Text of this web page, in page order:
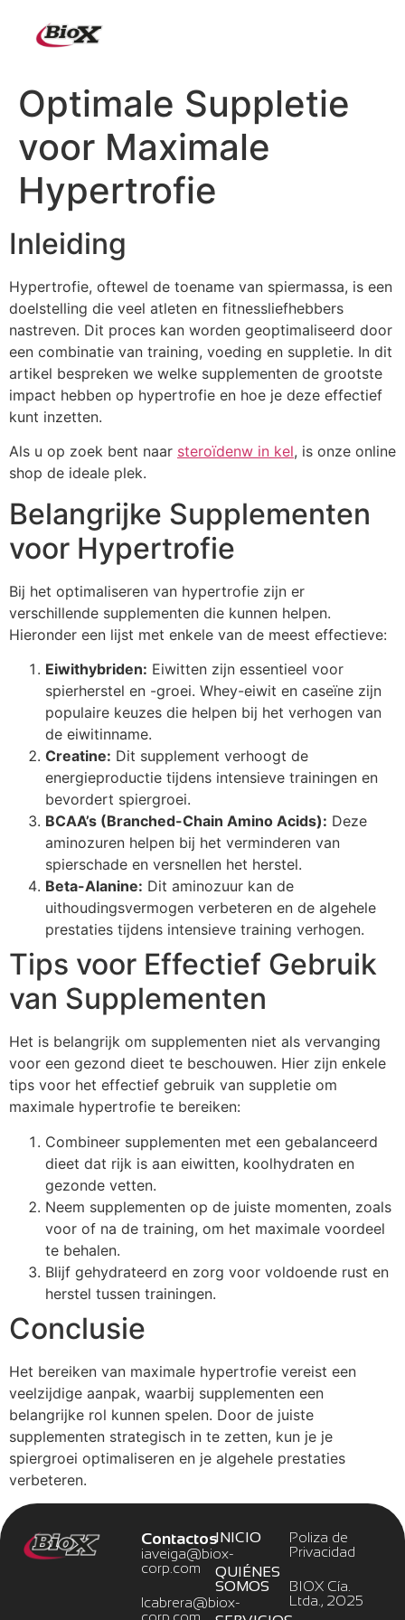
Optimale Suppletie
voor Maximale
Hypertrofie
Inleiding
Hypertrofie, oftewel de toename van spiermassa, is een
doelstelling die veel atleten en fitnessliefhebbers
nastreven. Dit proces kan worden geoptimaliseerd door
een combinatie van training, voeding en suppletie. In dit
artikel bespreken we welke supplementen de grootste
impact hebben op hypertrofie en hoe je deze effectief
kunt inzetten.
Als u op zoek bent naar steroïdenw in kel, is onze online
shop de ideale plek.
Belangrijke Supplementen
voor Hypertrofie
Bij het optimaliseren van hypertrofie zijn er
verschillende supplementen die kunnen helpen.
Hieronder een lijst met enkele van de meest effectieve:
Eiwithybriden: Eiwitten zijn essentieel voor
spierherstel en -groei. Whey-eiwit en caseïne zijn
populaire keuzes die helpen bij het verhogen van
de eiwitinname.
Creatine: Dit supplement verhoogt de
energieproductie tijdens intensieve trainingen en
bevordert spiergroei.
BCAA’s (Branched-Chain Amino Acids): Deze
aminozuren helpen bij het verminderen van
spierschade en versnellen het herstel.
Beta-Alanine: Dit aminozuur kan de
uithoudingsvermogen verbeteren en de algehele
prestaties tijdens intensieve training verhogen.
Tips voor Effectief Gebruik
van Supplementen
Het is belangrijk om supplementen niet als vervanging
voor een gezond dieet te beschouwen. Hier zijn enkele
tips voor het effectief gebruik van suppletie om
maximale hypertrofie te bereiken:
Combineer supplementen met een gebalanceerd
dieet dat rijk is aan eiwitten, koolhydraten en
gezonde vetten.
Neem supplementen op de juiste momenten, zoals
voor of na de training, om het maximale voordeel
te behalen.
Blijf gehydrateerd en zorg voor voldoende rust en
herstel tussen trainingen.
Conclusie
Het bereiken van maximale hypertrofie vereist een
veelzijdige aanpak, waarbij supplementen een
belangrijke rol kunnen spelen. Door de juiste
supplementen strategisch in te zetten, kun je je
spiergroei optimaliseren en je algehele prestaties
verbeteren.
Contactos
iaveiga@biox-
corp.com
lcabrera@biox-
corp.com
INICIO
QUIÉNES
SOMOS
Poliza de
Privacidad
BIOX Cía.
Ltda., 2025